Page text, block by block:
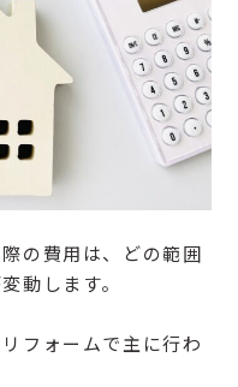
の費用は、どの範囲
動します。
フォームで主に行わ